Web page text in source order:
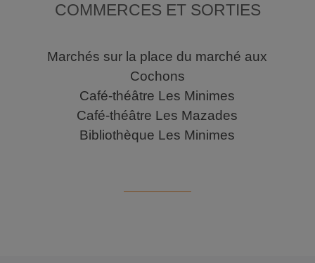
COMMERCES ET SORTIES
Marchés sur la place du marché aux
Cochons
Café-théâtre Les Minimes
Café-théâtre Les Mazades
Bibliothèque Les Minimes